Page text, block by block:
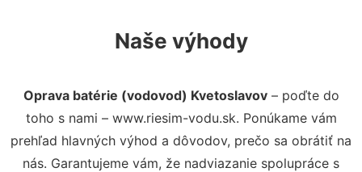
Naše výhody
Oprava batérie (vodovod) Kvetoslavov– poďte do
toho s nami – www.riesim-vodu.sk. Ponúkame vám
prehľad hlavných výhod a dôvodov, prečo sa obrátiť na
nás. Garantujeme vám, že nadviazanie spolupráce s